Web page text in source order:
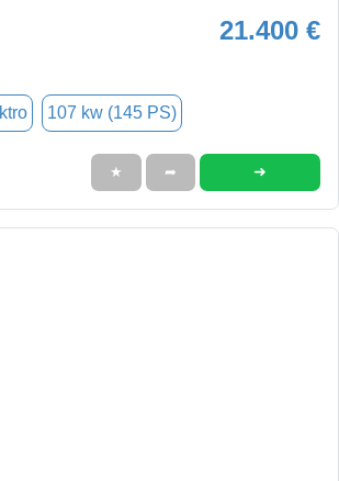
21.400 €
107 kw (145 PS)
★ ➦ ➜